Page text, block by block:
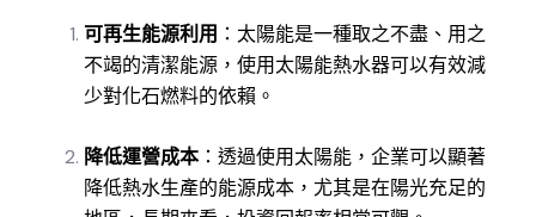
可再生能源利用 ：太陽能是一種取之不盡、用之
不竭的清潔能源，使用太陽能熱水器可以有效減
少對化石燃料的依賴。
降低運營成本：透過使用太陽能，企業可以顯著
降低熱水生產的能源成本，尤其是在陽光充足的